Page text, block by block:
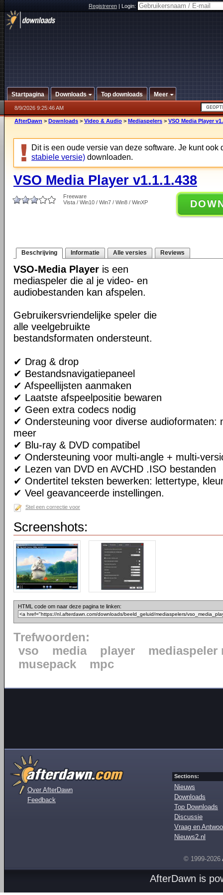
Registreren|Login:
Startpagina Downloads Top downloads Meer
8/9/2026 9:25:46 AM
AfterDawn > Downloads > Video & Audio > Mediaspelers > VSO Media Player
Dit is een oude versie van deze software. Je kunt ook
stabiele versie) downloaden.
VSO Media Player v1.1.1.438
Freeware
Vista / Win10 / Win7 / Win8 / WinXP
Beschrijving Informatie Alle versies Reviews
VSO-Media Player is een
mediaspeler die al je video- en
audiobestanden kan afspelen.
Gebruikersvriendelijke speler die
alle veelgebruikte
bestandsformaten ondersteunt.
✔ Drag & drop
✔ Bestandsnavigatiepaneel
✔ Afspeellijsten aanmaken
✔ Laatste afspeelpositie bewaren
✔ Geen extra codecs nodig
✔ Ondersteuning voor diverse audioformaten:
meer
✔ Blu-ray & DVD compatibel
✔ Ondersteuning voor multi-angle + multi-
✔ Lezen van DVD en AVCHD .ISO bestanden
✔ Ondertitel teksten bewerken: lettertype,
✔ Veel geavanceerde instellingen.
Stel een correctie voor
Screenshots:
HTML code om naar deze pagina te linken:
Trefwoorden:
vso
media player
mediaspeler
musepack
mpc
Over AfterDawn
Feedback
Sections:
Nieuws
Downloads
Top Downloads
Discussie
Vraag en
Nieuws2.nl
© 1999-2026
AfterDawn is